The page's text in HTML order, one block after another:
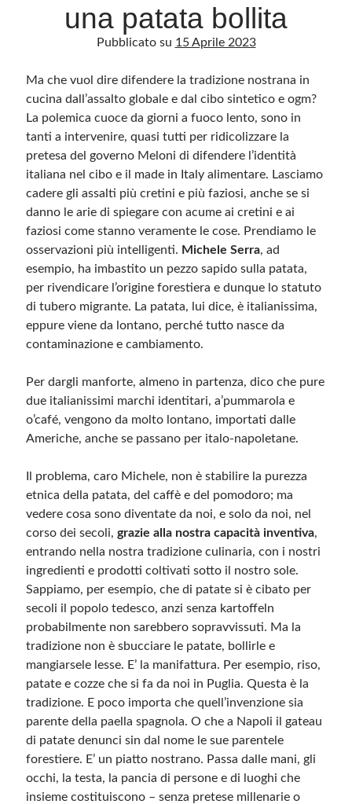
Categorie
Questo blog non rappresenta una testata giornalistica, in quanto viene aggiornato
senza alcuna periodicità. Non può pertanto considerarsi un prodotto editoriale ai
sensi della legge n· 62 del 7.03.2001. L’autore non è responsabile di quanto
pubblicato dai lettori nei commenti ai vari post. Saranno comunque cancellati quelli
ritenuti offensivi o lesivi dell’immagine o dell’onorabilità di terzi, di genere spam,
razzisti o che contengano dati personali non conformi al rispetto delle norme sulla
privacy. Alcune immagini inserite in questo blog sono tratte da Internet e, pertanto,
diritti d’autore, vi invito a comunicarlo via e-mail a info[at]dinovalle.it e saranno
tramite link né del loro contenuto, che può essere soggetto a variazioni nel tempo.
Accedi
Feed dei contenuti
WordPress.org
una patata bollita
Pubblicato su 15 Aprile 2023
Ma che vuol dire difendere la tradizione nostrana in
cucina dall’assalto globale e dal cibo sintetico e ogm?
La polemica cuoce da giorni a fuoco lento, sono in
tanti a intervenire, quasi tutti per ridicolizzare la
pretesa del governo Meloni di difendere l’identità
italiana nel cibo e il made in Italy alimentare. Lasciamo
cadere gli assalti più cretini e più faziosi, anche se si
danno le arie di spiegare con acume ai cretini e ai
faziosi come stanno veramente le cose. Prendiamo le
osservazioni più intelligenti. Michele Serra, ad
esempio, ha imbastito un pezzo sapido sulla patata,
per rivendicare l’origine forestiera e dunque lo statuto
di tubero migrante. La patata, lui dice, è italianissima,
eppure viene da lontano, perché tutto nasce da
contaminazione e cambiamento.
Per dargli manforte, almeno in partenza, dico che pure
due italianissimi marchi identitari, a’pummarola e
o’café, vengono da molto lontano, importati dalle
Americhe, anche se passano per italo-napoletane.
Il problema, caro Michele, non è stabilire la purezza
etnica della patata, del caffè e del pomodoro; ma
vedere cosa sono diventate da noi, e solo da noi, nel
corso dei secoli,grazie alla nostra capacità inventiva,
entrando nella nostra tradizione culinaria, con i nostri
ingredienti e prodotti coltivati sotto il nostro sole.
Sappiamo, per esempio, che di patate si è cibato per
secoli il popolo tedesco, anzi senza kartoffeln
probabilmente non sarebbero sopravvissuti. Ma la
tradizione non è sbucciare le patate, bollirle e
mangiarsele lesse. E’ la manifattura. Per esempio, riso,
patate e cozze che si fa da noi in Puglia. Questa è la
tradizione. E poco importa che quell’invenzione sia
parente della paella spagnola. O che a Napoli il gateau
di patate denunci sin dal nome le sue parentele
forestiere. E’ un piatto nostrano. Passa dalle mani, gli
occhi, la testa, la pancia di persone e di luoghi che
insieme costituiscono – senza pretese millenarie o